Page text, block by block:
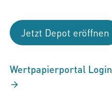
Jetzt Depot eröffnen
Wertpapierportal Login